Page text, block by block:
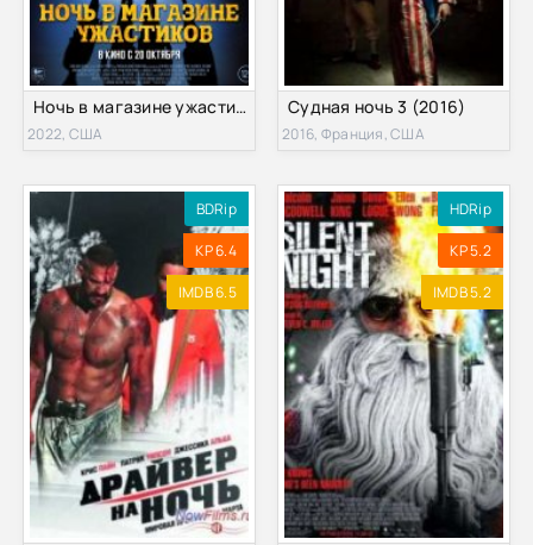
Ночь в магазине ужастиков (2022)
2022, США
Судная ночь 3 (2016)
2016, Франция, США
BDRip
KP 6.4
IMDB 6.5
HDRip
KP 5.2
IMDB 5.2